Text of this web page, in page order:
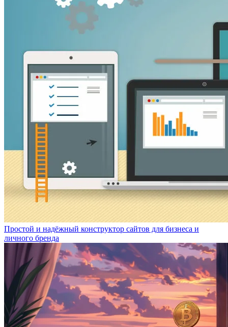
Простой и надёжный конструктор сайтов для бизнеса и
личного бренда